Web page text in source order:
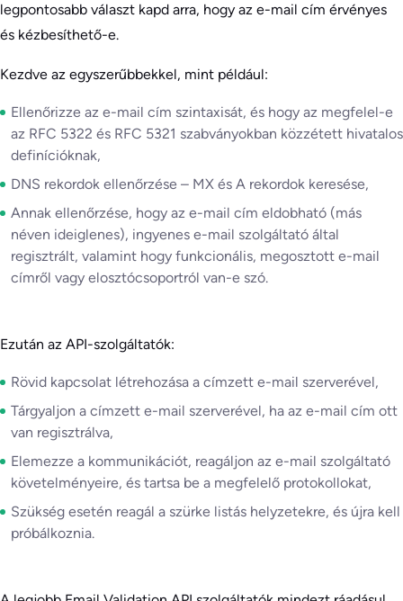
legpontosabb választ kapd arra, hogy az e-mail cím érvényes
és kézbesíthető-e.
Kezdve az egyszerűbbekkel, mint például:
Ellenőrizze az e-mail cím szintaxisát, és hogy az megfelel-e
az RFC 5322 és RFC 5321 szabványokban közzétett hivatalos
definícióknak,
DNS rekordok ellenőrzése – MX és A rekordok keresése,
Annak ellenőrzése, hogy az e-mail cím eldobható (más
néven ideiglenes), ingyenes e-mail szolgáltató által
regisztrált, valamint hogy funkcionális, megosztott e-mail
címről vagy elosztócsoportról van-e szó.
Ezután az API-szolgáltatók:
Rövid kapcsolat létrehozása a címzett e-mail szerverével,
Tárgyaljon a címzett e-mail szerverével, ha az e-mail cím ott
van regisztrálva,
Elemezze a kommunikációt, reagáljon az e-mail szolgáltató
követelményeire, és tartsa be a megfelelő protokollokat,
Szükség esetén reagál a szürke listás helyzetekre, és újra kell
próbálkoznia.